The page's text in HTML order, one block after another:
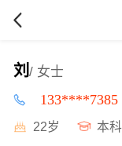
刘 / 女士
133****7385
22岁 本科